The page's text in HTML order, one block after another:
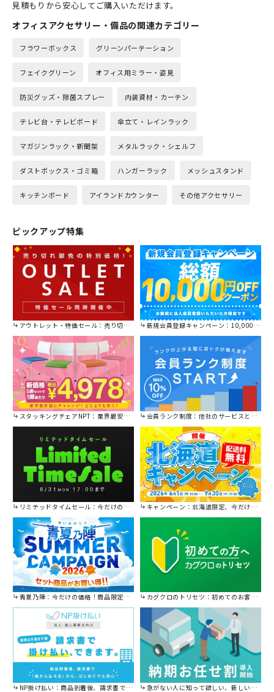
見積もりから安心してご購入いただけます。
オフィスアクセサリー・備品の関連カテゴリー
フラワーボックス グリーンパーテーション
フェイクグリーン オフィス用ミラー・姿見
防災グッズ・除菌スプレー 内装資材・カーテン
テレビ台・テレビボード 傘立て・レインラック
マガジンラック・新聞架 メタルラック・シェルフ
ダストボックス・ゴミ箱 ハンガーラック メッシュスタンド
キッチンボード アイランドカウンター その他アクセサリー
ピックアップ特集
アウトレット・特価セール：売り切れ御免の特別価格！ 新規会員登録キャンペーン：10,000円OFFクーポン進呈中！
スタッキングチェアNPT：業界最安値に挑戦！ 会員ランク制度：他社のサービスと比較してください。
リミテッドタイムセール：今だけの限定セール。 キャンペーン：北海道限定、今だけ送料無料！
青夏乃陣：今だけの価格！商品限定セール開催中です。 カグクロのトリセツ：初めてのお客様はこちら。
NP掛け払い：商品到着後、請求書で後から払えます。 急がない人に知って欲しい、新しい割引を始めました。